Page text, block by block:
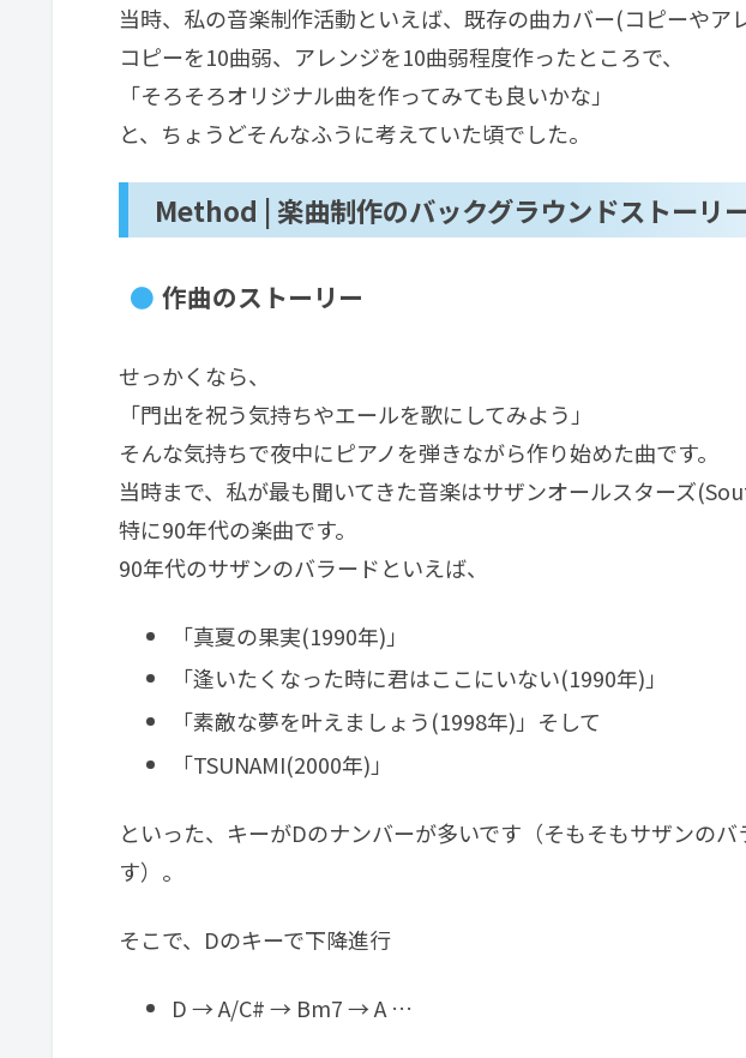
当時、私の音楽制作活動といえば、既存の曲カバー(コピーやア
コピーを10曲弱、アレンジを10曲弱程度作ったところで、
「そろそろオリジナル曲を作ってみても良いかな」
と、ちょうどそんなふうに考えていた頃でした。
Method | 楽曲制作のバックグラウンドストーリ
作曲のストーリー
せっかくなら、
「門出を祝う気持ちやエールを歌にしてみよう」
そんな気持ちで夜中にピアノを弾きながら作り始めた曲です。
当時まで、私が最も聞いてきた音楽はサザンオールスターズ
特に90年代の楽曲です。
90年代のサザンのバラードといえば、
「真夏の果実(1990年)」
「逢いたくなった時に君はここにいない(1990年)」
「素敵な夢を叶えましょう(1998年)」そして
「TSUNAMI(2000年)」
といった、キーがDのナンバーが多いです（そもそもサザンの
す）。
そこで、Dのキーで下降進行
D → A/C# → Bm7 → A …